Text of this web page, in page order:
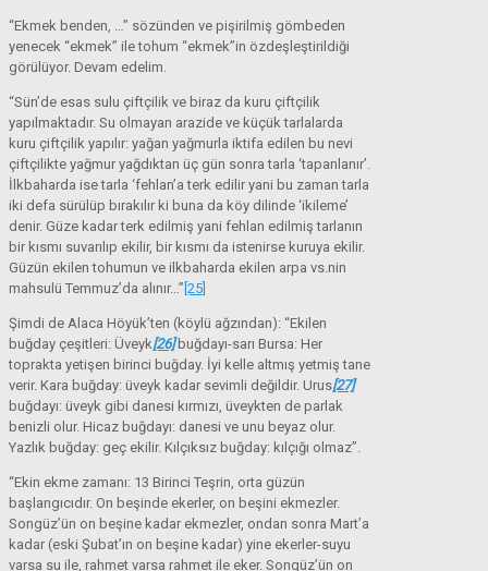
“Ekmek benden, …” sözünden ve pişirilmiş gömbeden
yenecek “ekmek” ile tohum “ekmek”in özdeşleştirildiği
görülüyor. Devam edelim.
“Sün’de esas sulu çiftçilik ve biraz da kuru çiftçilik
yapılmaktadır. Su olmayan arazide ve küçük tarlalarda
kuru çiftçilik yapılır: yağan yağmurla iktifa edilen bu nevi
çiftçilikte yağmur yağdıktan üç gün sonra tarla ‘tapanlanır’.
İlkbaharda ise tarla ‘fehlan’a terk edilir yani bu zaman tarla
iki defa sürülüp bırakılır ki buna da köy dilinde ‘ikileme’
denir. Güze kadar terk edilmiş yani fehlan edilmiş tarlanın
bir kısmı suvarılıp ekilir, bir kısmı da istenirse kuruya ekilir.
Güzün ekilen tohumun ve ilkbaharda ekilen arpa vs.nin
mahsulü Temmuz’da alınır…” [25]
Şimdi de Alaca Höyük’ten (köylü ağzından): “Ekilen
buğday çeşitleri: Üveyk[26]buğdayı-sarı Bursa: Her
toprakta yetişen birinci buğday. İyi kelle altmış yetmiş tane
verir. Kara buğday: üveyk kadar sevimli değildir. Urus[27]
buğdayı: üveyk gibi danesi kırmızı, üveykten de parlak
benizli olur. Hicaz buğdayı: danesi ve unu beyaz olur.
Yazlık buğday: geç ekilir. Kılçıksız buğday: kılçığı olmaz”.
“Ekin ekme zamanı: 13 Birinci Teşrin, orta güzün
başlangıcıdır. On beşinde ekerler, on beşini ekmezler.
Songüz’ün on beşine kadar ekmezler, ondan sonra Mart’a
kadar (eski Şubat’ın on beşine kadar) yine ekerler-suyu
varsa su ile, rahmet varsa rahmet ile eker. Songüz’ün on